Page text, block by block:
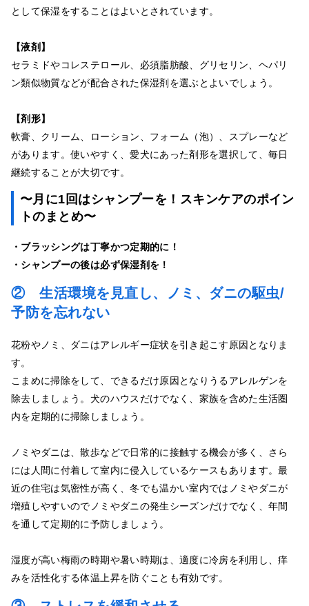
として保湿をすることはよいとされています。
【液剤】
セラミドやコレステロール、必須脂肪酸、グリセリン、ヘパリ
ン類似物質などが配合された保湿剤を選ぶとよいでしょう。
【剤形】
軟膏、クリーム、ローション、フォーム（泡）、スプレーなど
があります。使いやすく、愛犬にあった剤形を選択して、毎日
継続することが大切です。
〜月に1回はシャンプーを！スキンケアのポイン
トのまとめ〜
・ブラッシングは丁寧かつ定期的に！
・シャンプーの後は必ず保湿剤を！
② 生活環境を見直し、ノミ、ダニの駆虫/
予防を忘れない
花粉やノミ、ダニはアレルギー症状を引き起こす原因となりま
す。
こまめに掃除をして、できるだけ原因となりうるアレルゲンを
除去しましょう。犬のハウスだけでなく、家族を含めた生活圏
内を定期的に掃除しましょう。
ノミやダニは、散歩などで日常的に接触する機会が多く、さら
には人間に付着して室内に侵入しているケースもあります。最
近の住宅は気密性が高く、冬でも温かい室内ではノミやダニが
増殖しやすいのでノミやダニの発生シーズンだけでなく、年間
を通して定期的に予防しましょう。
湿度が高い梅雨の時期や暑い時期は、適度に冷房を利用し、痒
みを活性化する体温上昇を防ぐことも有効です。